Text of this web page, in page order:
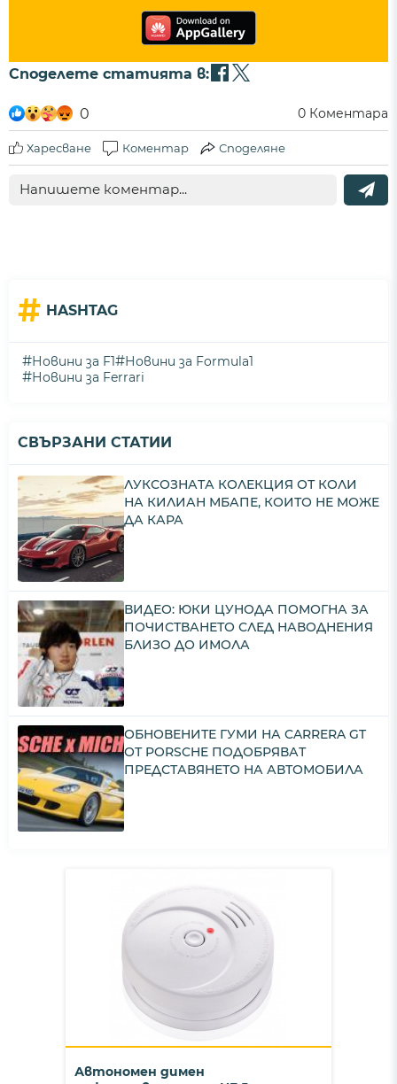
Споделете статията в:
0 0 Коментара
Харесване Коментар Споделяне
# HASHTAG
#Новини за F1#Новини за Formula1
#Новини за Ferrari
СВЪРЗАНИ СТАТИИ
ЛУКСОЗНАТА КОЛЕКЦИЯ ОТ КОЛИ
НА КИЛИАН МБАПЕ, КОИТО НЕ МОЖЕ
ДА КАРА
ВИДЕО: ЮКИ ЦУНОДА ПОМОГНА ЗА
ПОЧИСТВАНЕТО СЛЕД НАВОДНЕНИЯ
БЛИЗО ДО ИМОЛА
ОБНОВЕНИТЕ ГУМИ НА CARRERA GT
ОТ PORSCHE ПОДОБРЯВАТ
ПРЕДСТАВЯНЕТО НА АВТОМОБИЛА
Автономен димен